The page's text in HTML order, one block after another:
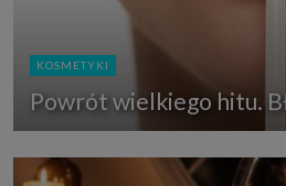
KOSMETYKI
Powrót wielkiego hitu.